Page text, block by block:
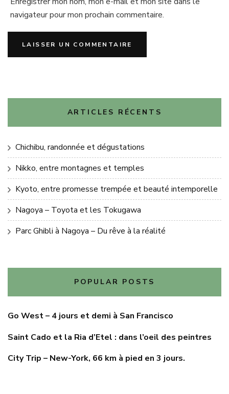
navigateur pour mon prochain commentaire.
ARTICLES RÉCENTS
Chichibu, randonnée et dégustations
Nikko, entre montagnes et temples
Kyoto, entre promesse trempée et beauté intemporelle
Nagoya – Toyota et les Tokugawa
Parc Ghibli à Nagoya – Du rêve à la réalité
POPULAR POSTS
Go West – 4 jours et demi à San Francisco
Saint Cado et la Ria d’Etel : dans l’oeil des peintres
City Trip – New-York, 66 km à pied en 3 jours.